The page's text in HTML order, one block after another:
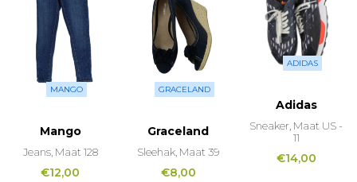
MANGO
Mango
Jeans, Maat 128
€12,00
GRACELAND
Graceland
Sleehak, Maat 39
€8,00
ADIDAS
Adidas
Sneaker, Maat US -
11
€14,00